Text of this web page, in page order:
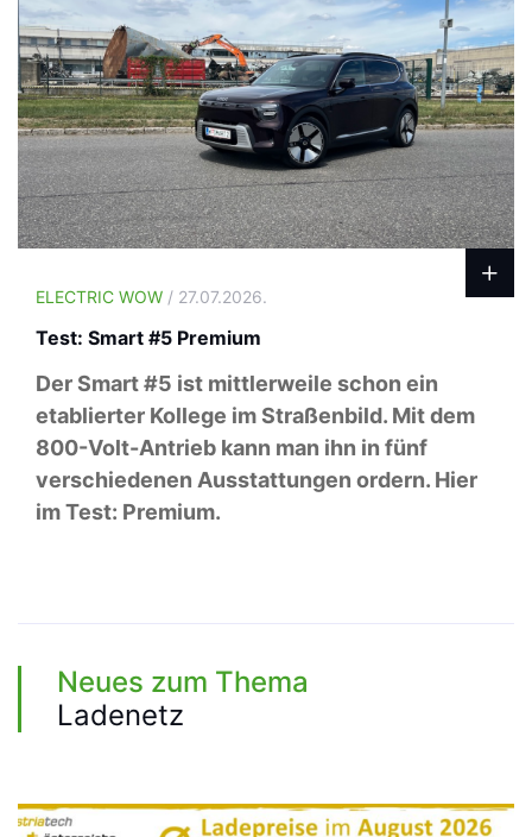
ELECTRIC WOW / 27.07.2026.
Test: Smart #5 Premium
Der Smart #5 ist mittlerweile schon ein
etablierter Kollege im Straßenbild. Mit dem
800-Volt-Antrieb kann man ihn in fünf
verschiedenen Ausstattungen ordern. Hier
im Test: Premium.
Neues zum Thema
Ladenetz